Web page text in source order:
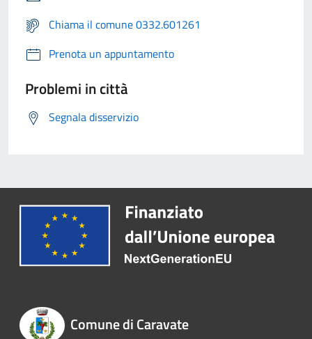
Chiama il comune 0332.601261
Prenota un appuntamento
Problemi in città
Segnala disservizio
Comune di Caravate